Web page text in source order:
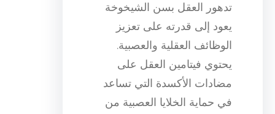
تدهور العقل بسن الشيخوخة
يعود إلى قدرته على تعزيز
الوظائف العقلية والعصبية.
يحتوي فيتامين العقل على
مضادات الأكسدة التي تساعد
في حماية الخلايا العصبية من